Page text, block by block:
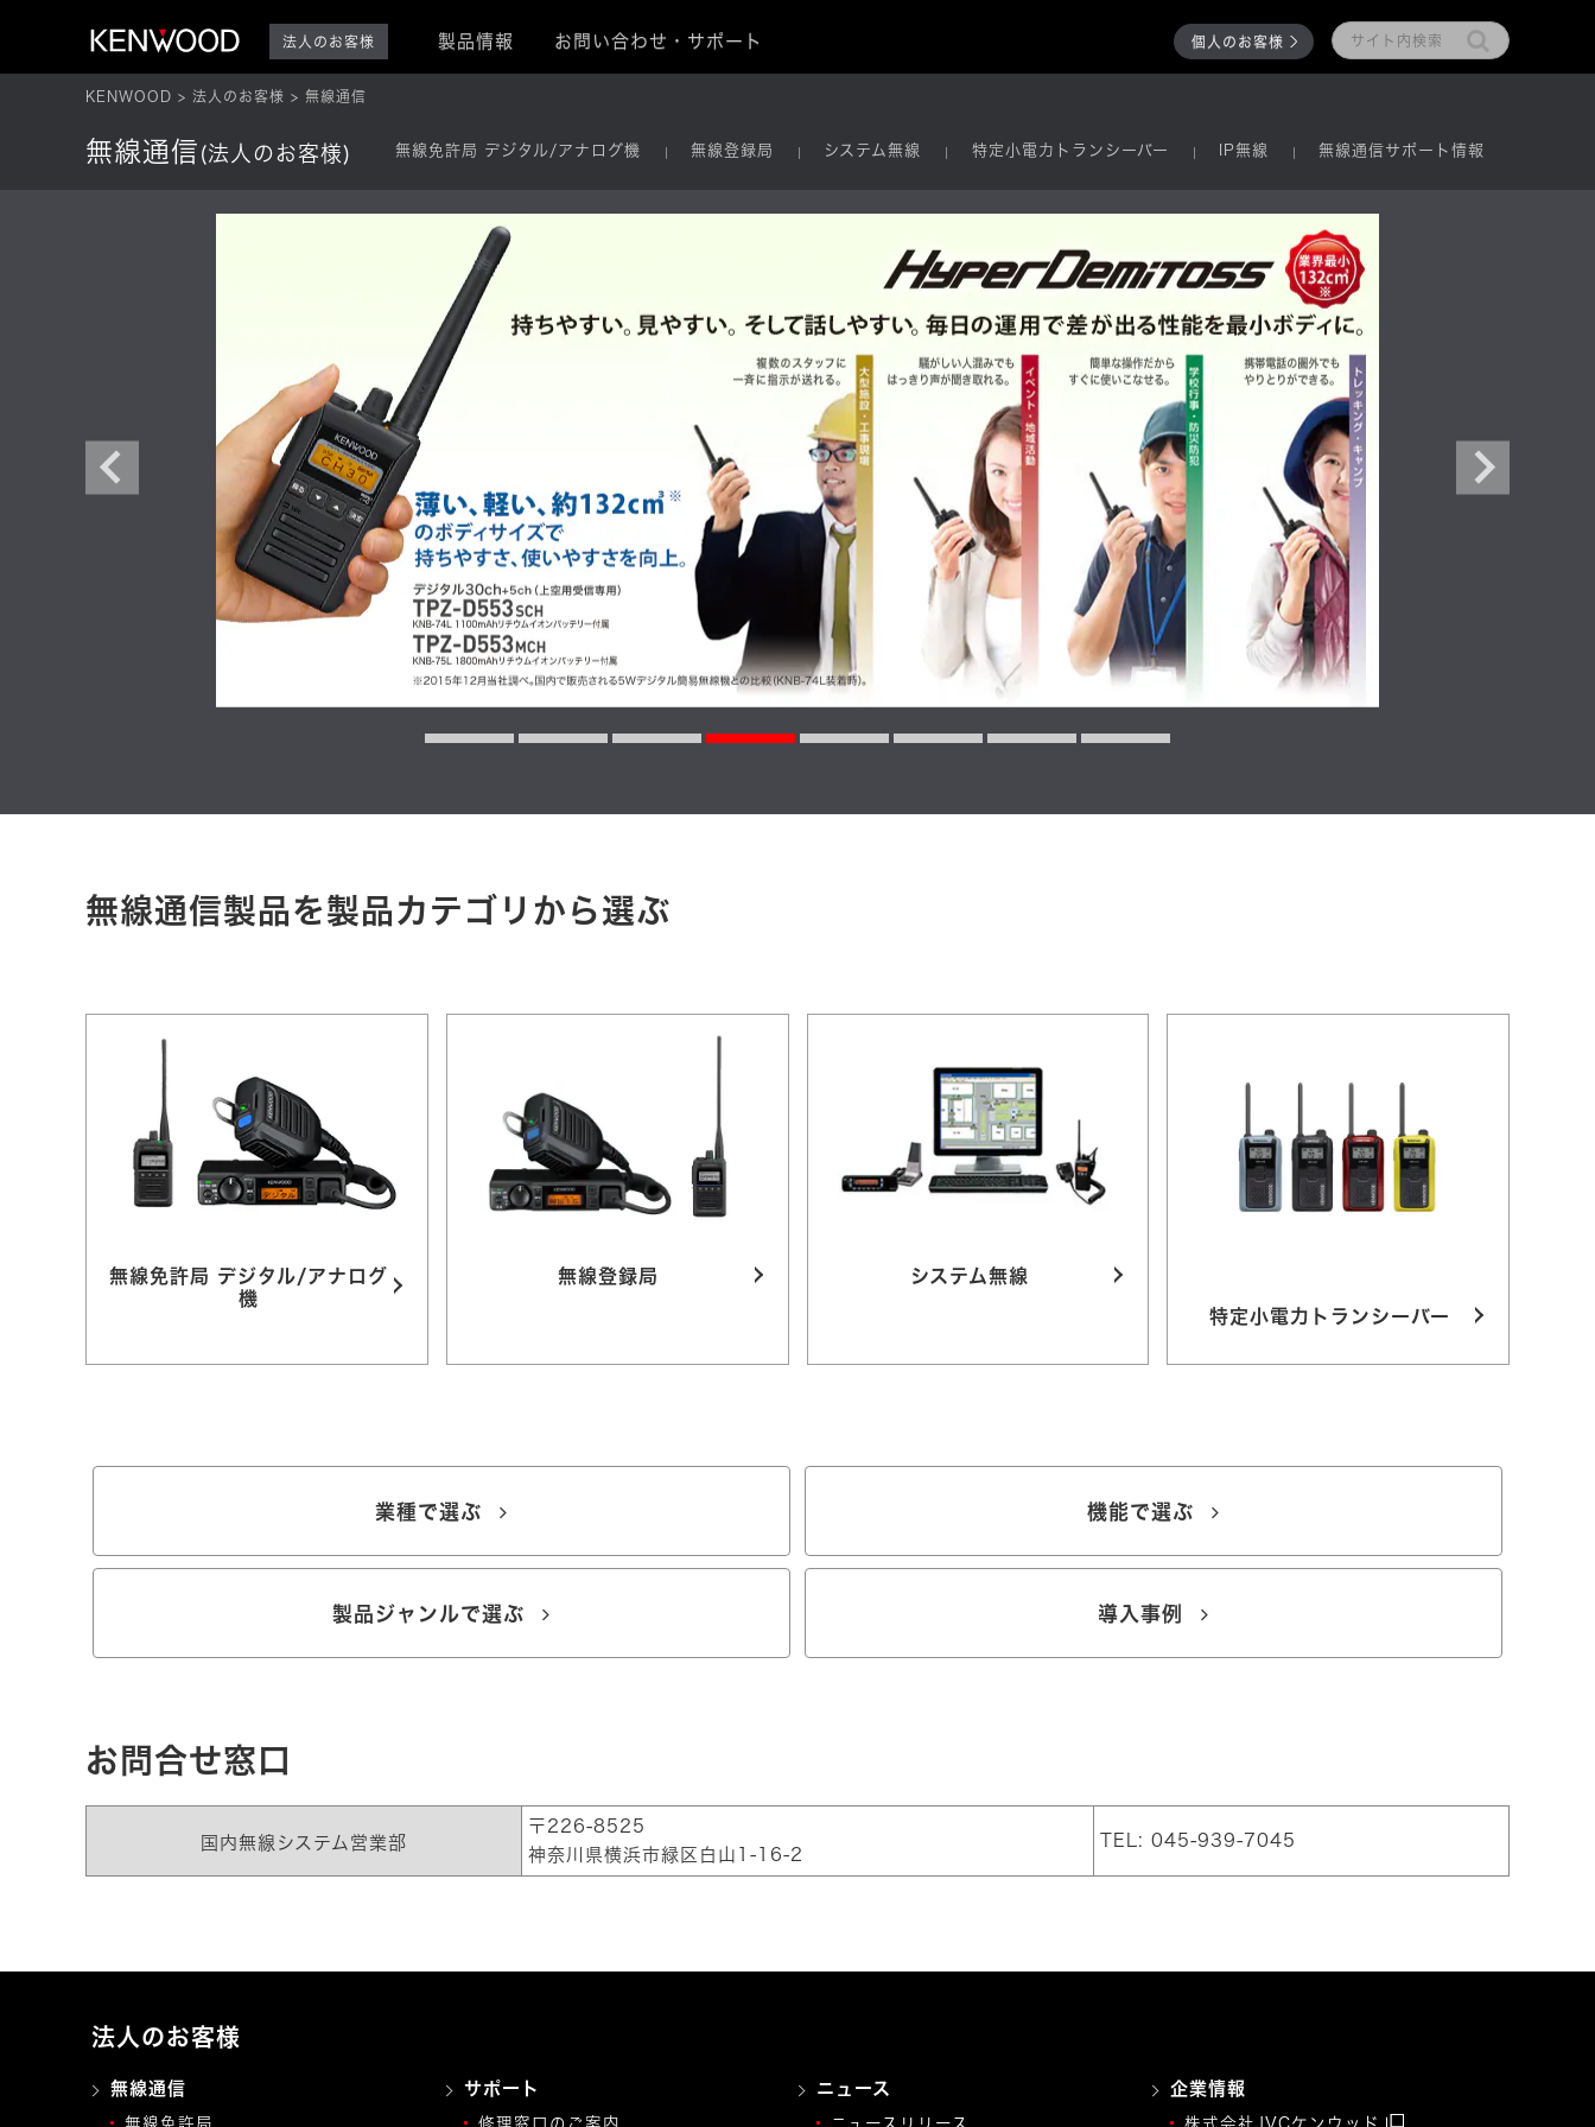
法人のお客様 製品情報 お問い合わせ・サポート 個人のお客様
KENWOOD 法人のお客様 無線通信
無線通信 (法人のお客様) 無線免許局 デジタル/アナログ機 無線登録局 システム無線 特定小電力トランシーバー IP無線 無線通信サポート情報
無線通信製品を製品カテゴリから選ぶ
無線免許局 デジタル/アナログ
機
無線登録局 システム無線
特定小電力トランシーバー
業種で選ぶ 機能で選ぶ
製品ジャンルで選ぶ 導入事例
お問合せ窓口
国内無線システム営業部
〒226-8525
神奈川県横浜市緑区白山1-16-2
TEL: 045-939-7045
法人のお客様
無線通信
無線免許局
サポート
修理窓口のご案内
ニュース
ニュースリリース
企業情報
株式会社JVCケンウッド